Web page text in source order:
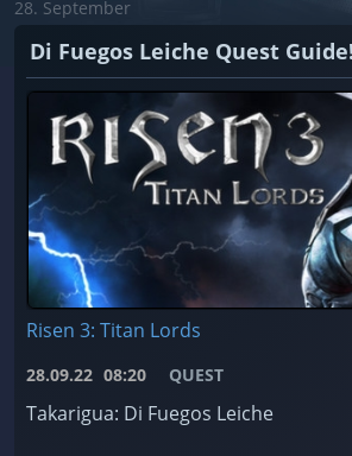
28. September
Di Fuegos Leiche Quest Guide!
Risen 3: Titan Lords
28.09.22 08:20 QUEST
Takarigua: Di Fuegos Leiche